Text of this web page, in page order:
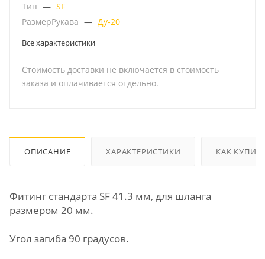
Тип — SF
РазмерРукава — Ду-20
Все характеристики
Стоимость доставки не включается в стоимость
заказа и оплачивается отдельно.
ОПИСАНИЕ ХАРАКТЕРИСТИКИ КАК
Фитинг стандарта SF 41.3 мм, для шланга
размером 20 мм.
Угол загиба 90 градусов.